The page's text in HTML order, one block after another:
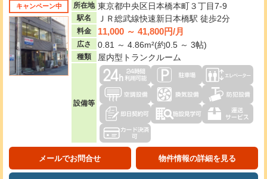
キャンペーン中 所在地 東京都中央区日本橋本町３丁目7-9
駅名 ＪＲ総武線快速新日本橋駅 徒歩2分
料金 11,000 ～ 41,800円/月
広さ 0.81 ～ 4.86m²(約0.5 ～ 3帖)
種類 屋内型トランクルーム
設備等
メールでお問合せ 物件情報の詳細を見る